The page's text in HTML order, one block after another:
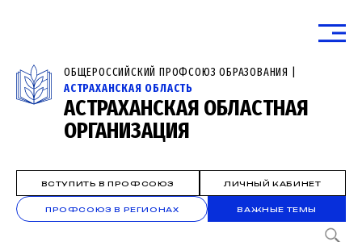
ОБЩЕРОССИЙСКИЙ ПРОФСОЮЗ ОБРАЗОВАНИЯ |
АСТРАХАНСКАЯ ОБЛАСТЬ
АСТРАХАНСКАЯ ОБЛАСТНАЯ
ОРГАНИЗАЦИЯ
ВСТУПИТЬ В ПРОФСОЮЗ ЛИЧНЫЙ КАБИНЕТ
ПРОФСОЮЗ В РЕГИОНАХ ВАЖНЫЕ ТЕМЫ